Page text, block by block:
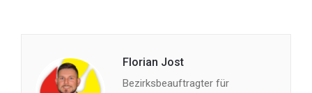
Florian Jost
Bezirksbeauftragter für